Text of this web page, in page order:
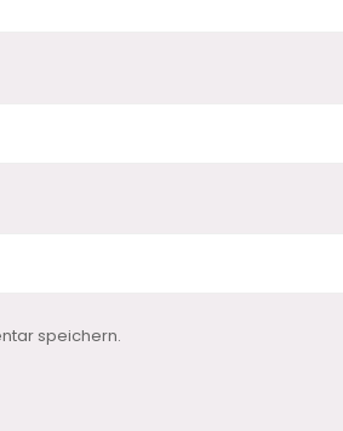
speichern.